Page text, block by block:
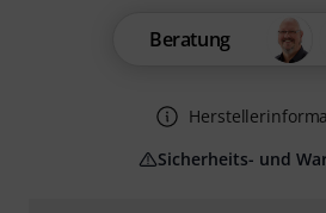
Beratung
Sicherheits- und